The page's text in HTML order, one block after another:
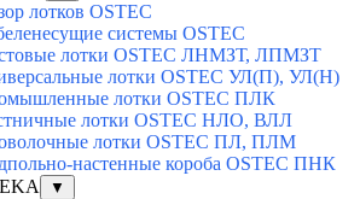
лотков OSTEC
системы OSTEC
лотки OSTEC ЛНМЗТ, ЛПМЗТ
лотки OSTEC УЛ(П), УЛ(Н)
лотки OSTEC ПЛК
лотки OSTEC НЛО, ВЛЛ
лотки OSTEC ПЛ, ПЛМ
настенные короба OSTEC ПНК
▼